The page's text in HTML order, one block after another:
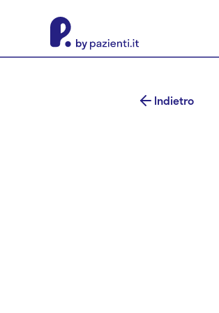
Indietro